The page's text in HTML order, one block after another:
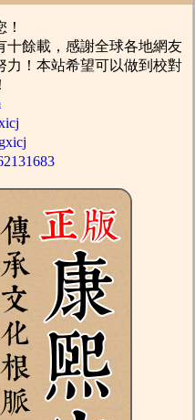
餘載，感謝全球各地網友
力！本站希望可以做到校對